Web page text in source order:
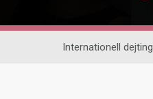
Internationell dejting